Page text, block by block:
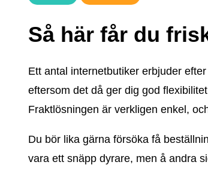
Så här får du
Ett antal internetbutiker erbjuder
eftersom det då ger dig god
Fraktlösningen är verkligen enkel,
Du bör lika gärna försöka få
vara ett snäpp dyrare, men å andra